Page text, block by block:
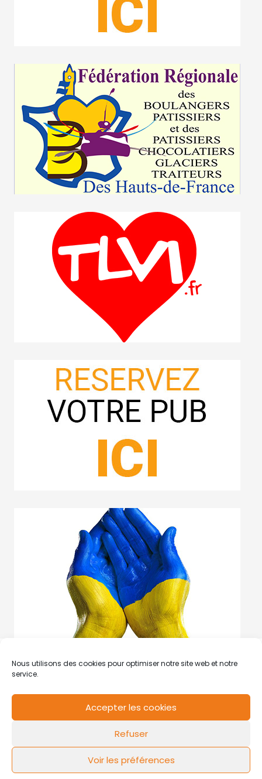
Nous utilisons des cookies pour optimiser notre site web et notre
service.
Accepter les cookies
Refuser
Voir les préférences
Mentions légales Politique de cookies
FLOW44